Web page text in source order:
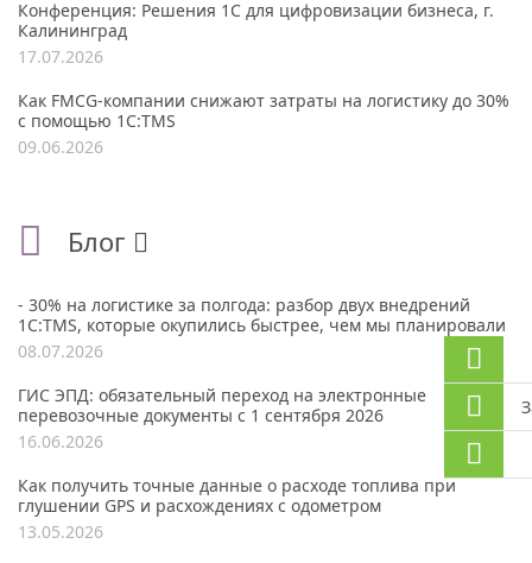
Конференция: Решения 1С для цифровизации бизнеса, г.
Калининград
17.07.2026
Как FMCG-компании снижают затраты на логистику до 30%
с помощью 1С:TMS
09.06.2026
Блог
- 30% на логистике за полгода: разбор двух внедрений
1С:TMS, которые окупились быстрее, чем мы планировали
08.07.2026
ГИС ЭПД: обязательный переход на электронные
перевозочные документы с 1 сентября 2026
16.06.2026
Как получить точные данные о расходе топлива при
глушении GPS и расхождениях с одометром
13.05.2026